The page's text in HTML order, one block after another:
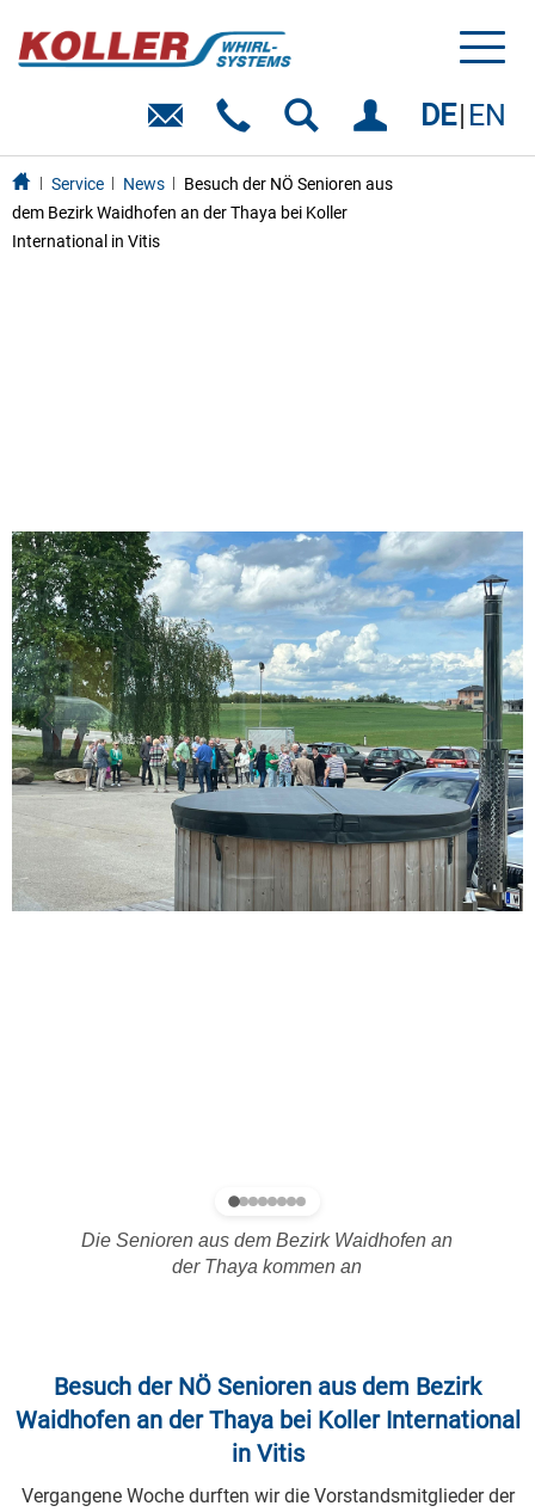
DE EN
Service News
Besuch der NÖ Senioren aus
dem Bezirk Waidhofen an der Thaya bei Koller
International in Vitis
Die Senioren aus dem Bezirk Waidhofen an
der Thaya kommen an
Besuch der NÖ Senioren aus dem Bezirk
Waidhofen an der Thaya bei Koller International
in Vitis
Vergangene Woche durften wir die Vorstandsmitglieder der